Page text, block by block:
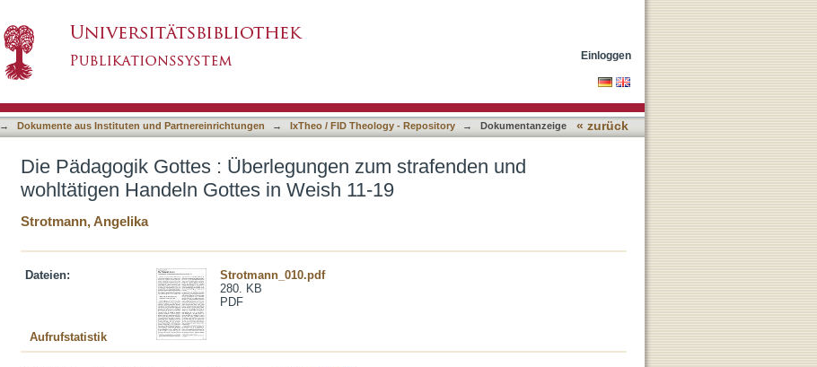
Einloggen
→ Dokumente aus Instituten und Partnereinrichtungen → IxTheo / FID Theology - Repository → Dokumentanzeige « zurück
Die Pädagogik Gottes : Überlegungen zum strafenden und
wohltätigen Handeln Gottes in Weish 11-19
Strotmann, Angelika
Dateien:
Strotmann_010.pdf
280. KB
PDF
Aufrufstatistik